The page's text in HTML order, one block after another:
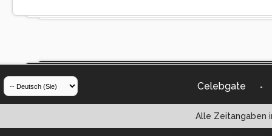
Celebgate -
Alle Zeitangaben